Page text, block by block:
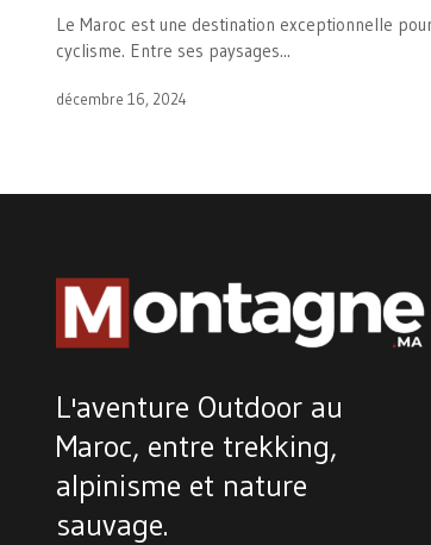
Le Maroc est une destination exceptionnelle
cyclisme. Entre ses paysages...
décembre 16, 2024
L'aventure Outdoor au
Maroc, entre trekking,
alpinisme et nature
sauvage.